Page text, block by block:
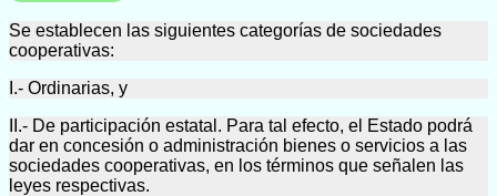
Se establecen las siguientes categorías de sociedades
cooperativas:
I.- Ordinarias, y
II.- De participación estatal. Para tal efecto, el Estado podrá
dar en concesión o administración bienes o servicios a las
sociedades cooperativas, en los términos que señalen las
leyes respectivas.